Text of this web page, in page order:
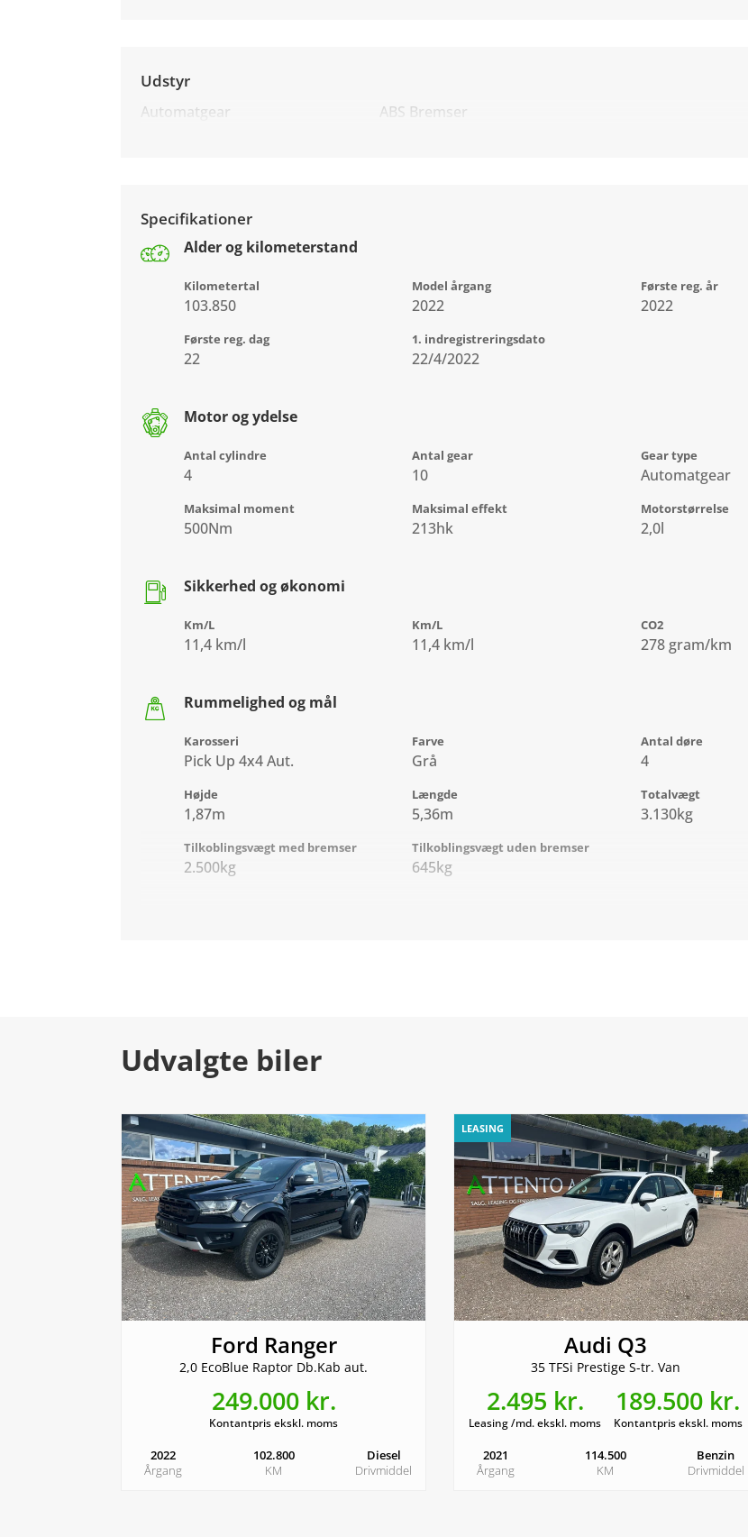
Udstyr
Automatgear ABS Bremser
Specifikationer
Alder og kilometerstand
Kilometertal
103.850
Model årgang
2022
Første reg. år
2022
Første reg. dag
22
1. indregistreringsdato
22/4/2022
Motor og ydelse
Antal cylindre
4
Antal gear
10
Gear type
Automatgear
Maksimal moment
500Nm
Maksimal effekt
213hk
Motorstørrelse
2,0l
Sikkerhed og økonomi
Km/L
11,4 km/l
Km/L
11,4 km/l
CO2
278 gram/km
Rummelighed og mål
Karosseri
Pick Up 4x4 Aut.
Farve
Grå
Antal døre
4
Højde
1,87m
Længde
5,36m
Totalvægt
3.130kg
Tilkoblingsvægt med bremser
2.500kg
Tilkoblingsvægt uden bremser
645kg
Udvalgte biler
Ford Ranger
2,0 EcoBlue Raptor Db.Kab aut.
249.000 kr.
Kontantpris ekskl. moms
2022
Årgang
102.800
KM
Diesel
Drivmiddel
LEASING
Audi Q3
35 TFSi Prestige S-tr. Van
2.495 kr.
Leasing /md. ekskl. moms
189.500 kr.
Kontantpris ekskl. moms
2021
Årgang
114.500
KM
Benzin
Drivmiddel